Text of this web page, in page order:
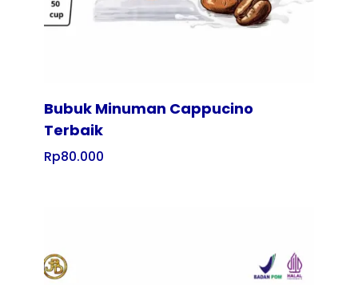
Bubuk Minuman Cappucino
Terbaik
Rp80.000